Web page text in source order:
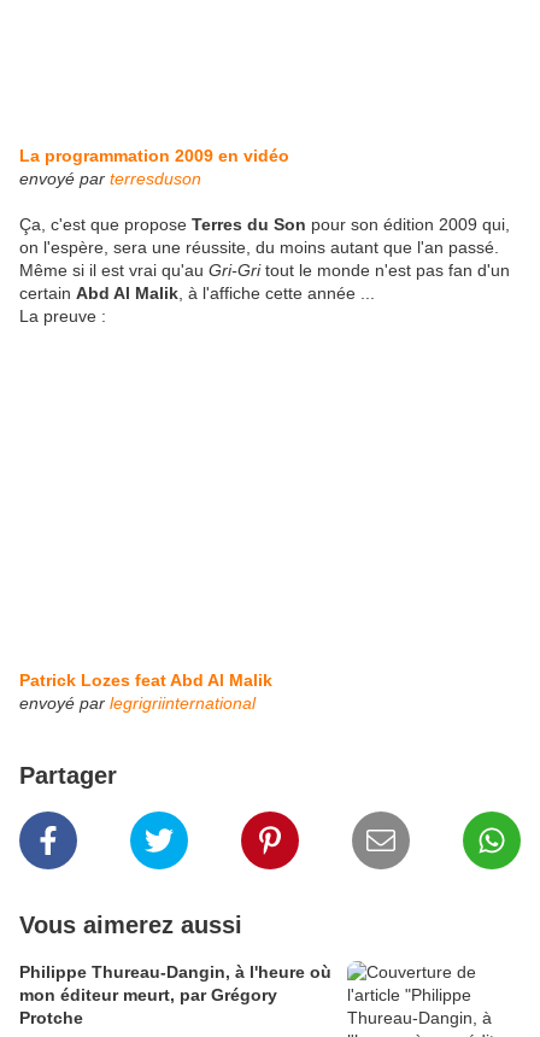
La programmation 2009 en vidéo
envoyé par terresduson
Ça, c'est que propose Terres du Son pour son édition 2009 qui,
on l'espère, sera une réussite, du moins autant que l'an passé.
Même si il est vrai qu'au Gri-Gritout le monde n'est pas fan d'un
certain Abd Al Malik , à l'affiche cette année ...
La preuve :
Patrick Lozes feat Abd Al Malik
envoyé par legrigriinternational
Partager
Vous aimerez aussi
Philippe Thureau-Dangin, à l'heure où
mon éditeur meurt, par Grégory
Protche